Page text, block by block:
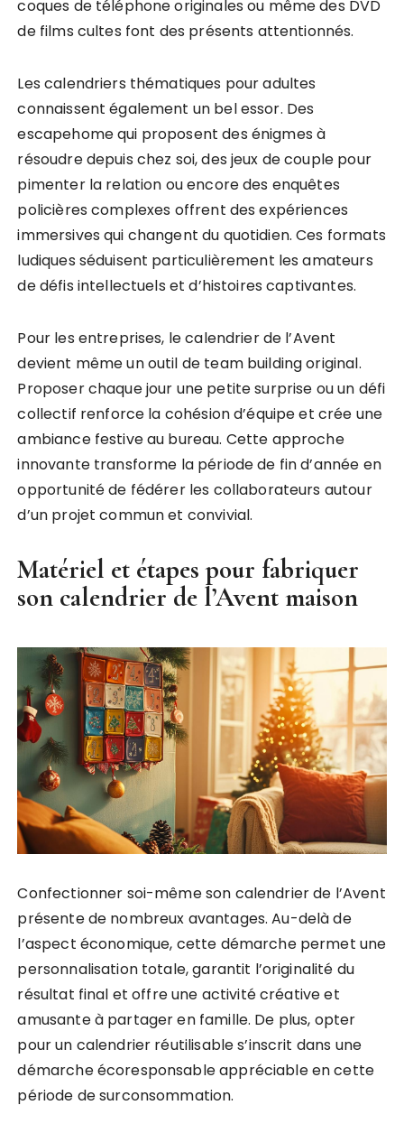
coques de téléphone originales ou même des DVD
de films cultes font des présents attentionnés.
Les calendriers thématiques pour adultes
connaissent également un bel essor. Des
escapehome qui proposent des énigmes à
résoudre depuis chez soi, des jeux de couple pour
pimenter la relation ou encore des enquêtes
policières complexes offrent des expériences
immersives qui changent du quotidien. Ces formats
ludiques séduisent particulièrement les amateurs
de défis intellectuels et d’histoires captivantes.
Pour les entreprises, le calendrier de l’Avent
devient même un outil de team building original.
Proposer chaque jour une petite surprise ou un défi
collectif renforce la cohésion d’équipe et crée une
ambiance festive au bureau. Cette approche
innovante transforme la période de fin d’année en
opportunité de fédérer les collaborateurs autour
d’un projet commun et convivial.
Matériel et étapes pour fabriquer
son calendrier de l’Avent maison
Confectionner soi-même son calendrier de l’Avent
présente de nombreux avantages. Au-delà de
l’aspect économique, cette démarche permet une
personnalisation totale, garantit l’originalité du
résultat final et offre une activité créative et
amusante à partager en famille. De plus, opter
pour un calendrier réutilisable s’inscrit dans une
démarche écoresponsable appréciable en cette
période de surconsommation.